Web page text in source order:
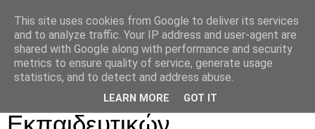
Δρ. Ράνια Χιουρέα-
Συμβουλευτική &
Υποστήριξη Γονέων &
This site uses cookies from Google to deliver its services
and to analyze traffic. Your IP address and user-agent are
shared with Google along with performance and security
metrics to ensure quality of service, generate usage
statistics, and to detect and address abuse.
LEARN MORE GOT IT